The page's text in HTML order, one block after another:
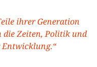
ihrer Generation
die Zeiten, Politik und